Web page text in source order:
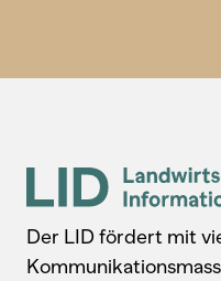
Der LID fördert mit